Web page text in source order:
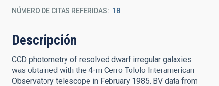
NÚMERO DE CITAS REFERIDAS 18
Descripción
CCD photometry of resolved dwarf irregular galaxies
was obtained with the 4-m Cerro Tololo Interamerican
Observatory telescope in February 1985. BV data from